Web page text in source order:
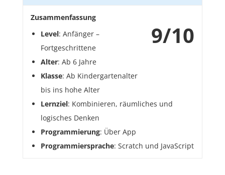
9/10
Zusammenfassung
Level: Anfänger –
Fortgeschrittene
Alter: Ab 6 Jahre
Klasse: Ab Kindergartenalter
bis ins hohe Alter
Lernziel: Kombinieren, räumliches und
logisches Denken
Programmierung: Über App
Programmiersprache: Scratch und JavaScript